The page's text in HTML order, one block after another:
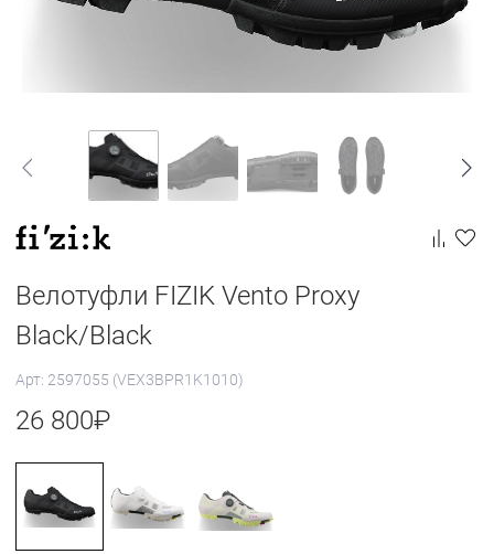
Велотуфли FIZIK Vento Proxy
Black/Black
Арт: 2597055 (VEX3BPR1K1010)
26 800₽